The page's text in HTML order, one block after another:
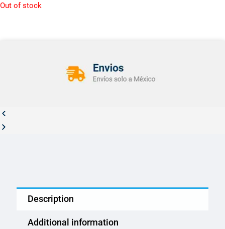
Out of stock
Description
Additional information